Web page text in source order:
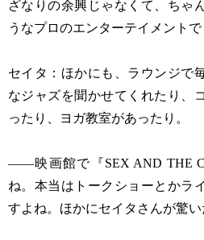
ざなりの余興じゃなくて、ちゃ
うなプロのエンターテイメントで
セイタ：ほかにも、ラウンジで
なジャズを聞かせてくれたり、
ったり、ヨガ教室があったり。
——映画館で『SEX AND THE
ね。本当はトークショーとかラ
すよね。ほかにセイタさんが驚